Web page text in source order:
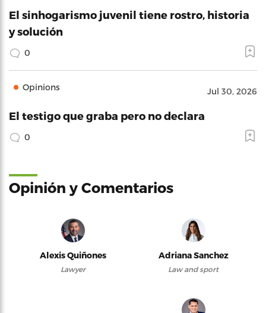
El sinhogarismo juvenil tiene rostro, historia
y solución
0
Opinions Jul 30, 2026
El testigo que graba pero no declara
0
Opinión y Comentarios
Alexis Quiñones
Lawyer
Adriana Sanchez
Law and sport